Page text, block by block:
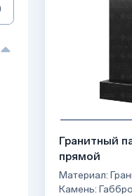
Гранитный
прямой
Материал:
Камень: Габбро